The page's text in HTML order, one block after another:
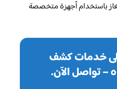
باستخدام أجهزة متخصصة
على خدمات كشف
– تواصل الآن.